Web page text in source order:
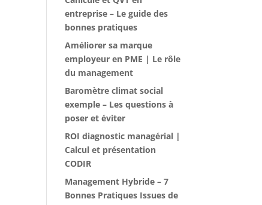
entreprise – Le guide des
bonnes pratiques
Améliorer sa marque
employeur en PME | Le rôle
du management
Baromètre climat social
exemple – Les questions à
poser et éviter
ROI diagnostic managérial |
Calcul et présentation
CODIR
Management Hybride – 7
Bonnes Pratiques Issues de